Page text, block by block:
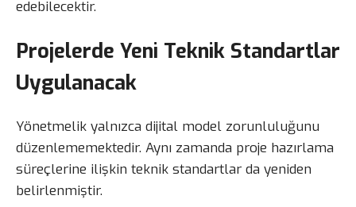
edebilecektir.
Projelerde Yeni Teknik Standartlar
Uygulanacak
Yönetmelik yalnızca dijital model zorunluluğunu
düzenlememektedir. Aynı zamanda proje hazırlama
süreçlerine ilişkin teknik standartlar da yeniden
belirlenmiştir.